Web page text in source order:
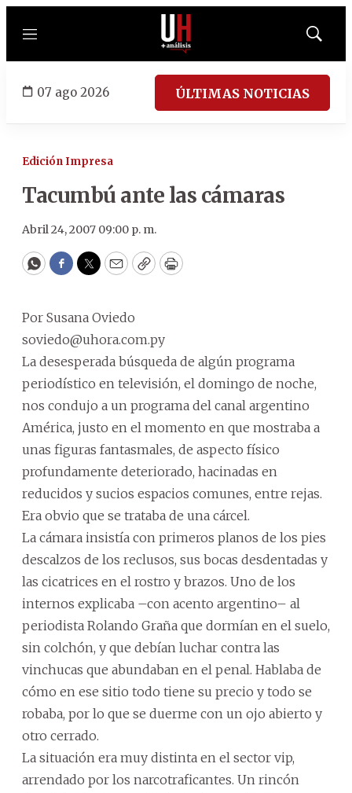
Menú
Mostrar
07 ago 2026 ÚLTIMAS NOTICIAS
Edición Impresa
Tacumbú ante las cámaras
Abril 24, 2007 09:00 p. m.
WhatsApp
Facebook
Twitter
EmailCopyPrint
Por Susana Oviedo
soviedo@uhora.com.py
La desesperada búsqueda de algún programa
periodístico en televisión, el domingo de noche,
nos condujo a un programa del canal argentino
América, justo en el momento en que mostraba a
unas figuras fantasmales, de aspecto físico
profundamente deteriorado, hacinadas en
reducidos y sucios espacios comunes, entre rejas.
Era obvio que se trataba de una cárcel.
La cámara insistía con primeros planos de los pies
descalzos de los reclusos, sus bocas desdentadas y
las cicatrices en el rostro y brazos. Uno de los
internos explicaba –con acento argentino– al
periodista Rolando Graña que dormían en el suelo,
sin colchón, y que debían luchar contra las
vinchucas que abundaban en el penal. Hablaba de
cómo en ese sitio todo tiene su precio y todo se
robaba, por lo que se duerme con un ojo abierto y
otro cerrado.
La situación era muy distinta en el sector vip,
arrendado por los narcotraficantes. Un rincón